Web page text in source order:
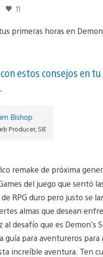
11
estos consejos en
Bishop
Producer, SIE
remake de próxima
del juego que sentó
RPG duro pero justo se
almas que desean
al desafío que es Demon’s
guía para aventureros para
increíble aventura. Ten